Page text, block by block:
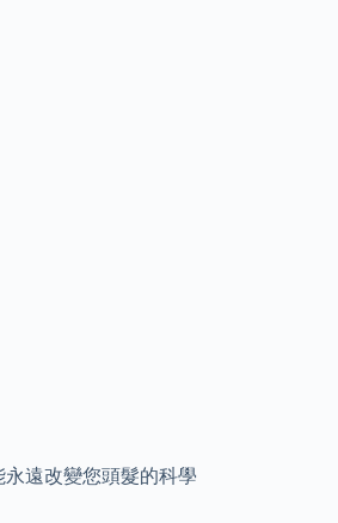
遠改變您頭髮的科學